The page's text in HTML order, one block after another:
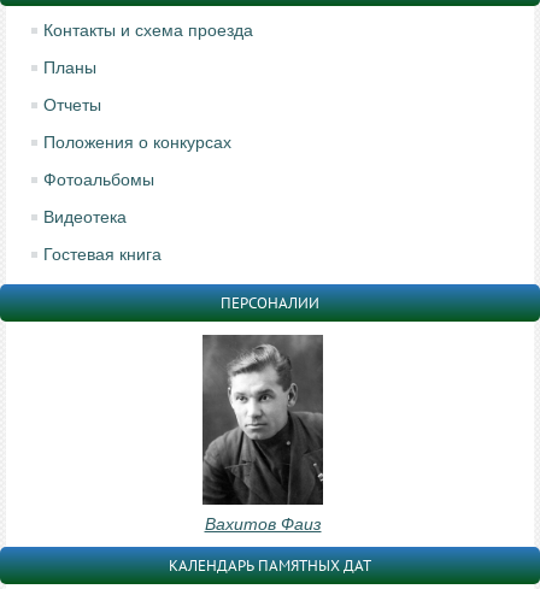
Контакты и схема проезда
Планы
Отчеты
Положения о конкурсах
Фотоальбомы
Видеотека
Гостевая книга
ПЕРСОНАЛИИ
Вахитов Фаиз
КАЛЕНДАРЬ ПАМЯТНЫХ ДАТ